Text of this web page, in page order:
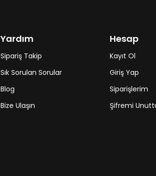
Yardım
Sipariş Takip
Sık Sorulan Sorular
Blog
Bize Ulaşın
Hesap
Kayıt Ol
Giriş Yap
Siparişlerim
Şifremi